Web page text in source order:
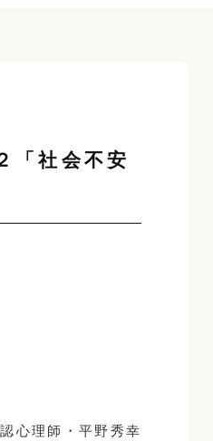
「社会不安
心理師・平野秀幸